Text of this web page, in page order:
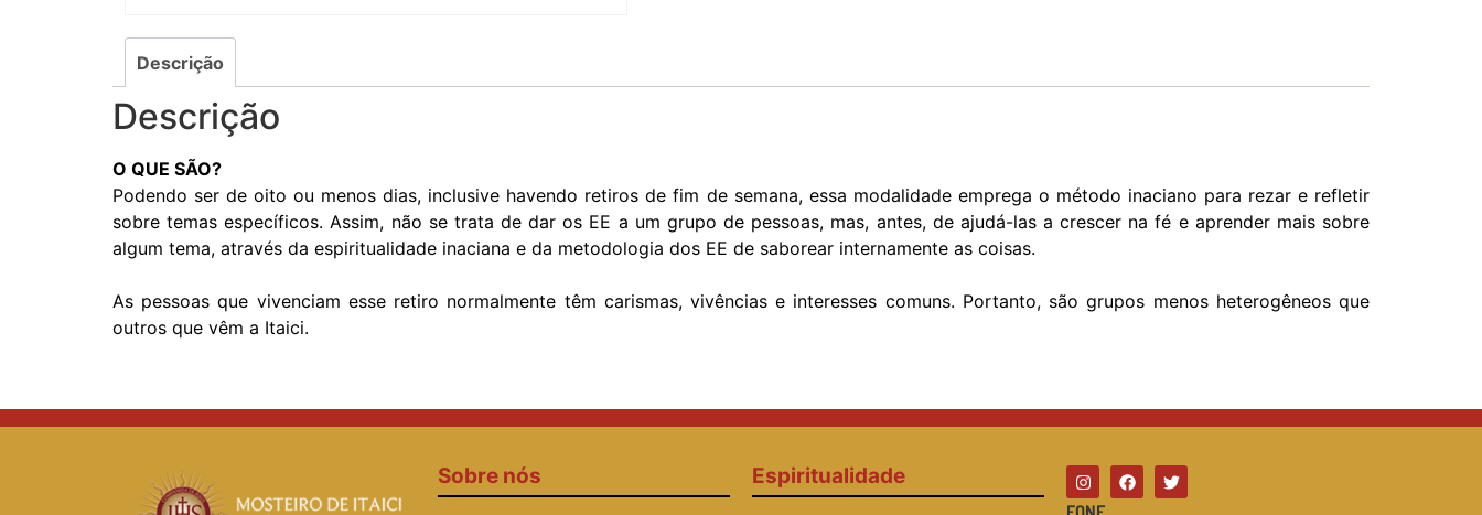
Descrição
Descrição
O QUE SÃO?
Podendo ser de oito ou menos dias, inclusive havendo retiros de fim de semana, essa modalidade emprega o método inaciano para rezar e refletir
sobre temas específicos. Assim, não se trata de dar os EE a um grupo de pessoas, mas, antes, de ajudá-las a crescer na fé e aprender mais sobre
algum tema, através da espiritualidade inaciana e da metodologia dos EE de saborear internamente as coisas.
As pessoas que vivenciam esse retiro normalmente têm carismas, vivências e interesses comuns. Portanto, são grupos menos heterogêneos que
outros que vêm a Itaici.
Sobre nós Espiritualidade